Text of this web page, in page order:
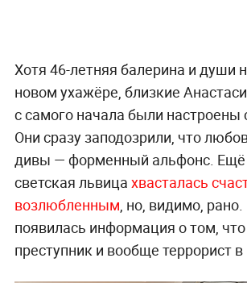
Хотя 46-летняя балерина и души
новом ухажёре, близкие
с самого начала были настроены
Они сразу заподозрили, что
дивы — форменный альфонс. Ещё
светская львица хвасталась
возлюбленным , но, видимо,
появилась информация о том,
преступник и вообще террорист в